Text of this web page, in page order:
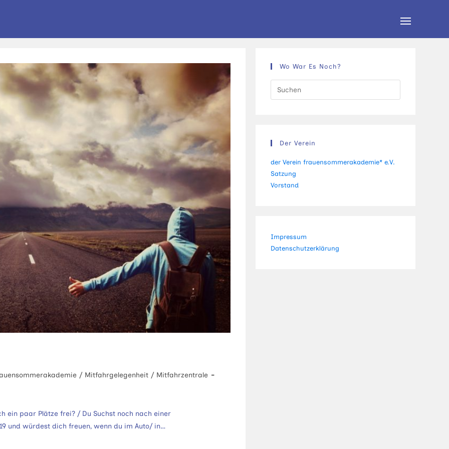
Website-
/ Mitfahrgelegenheit / Mitfahrzentrale
ein paar Plätze frei? / Du Suchst noch nach einer
und würdest dich freuen, wenn du im Auto/ in…
Wo War Es Noch?
Der Verein
der Verein frauensommerakademie* e.V.
Satzung
Vorstand
Impressum
Datenschutzerklärung